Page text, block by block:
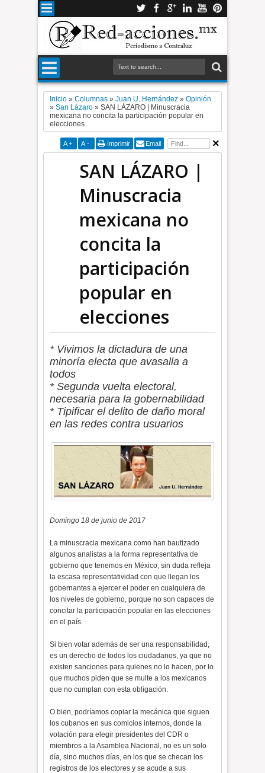
Inicio »Columnas »Juan U. Hernández »Opinión
»San Lázaro »SAN LÁZARO | Minuscracia
mexicana no concita la participación popular en
elecciones
A + A - Imprimir Email
SAN LÁZARO |
Minuscracia
mexicana no
concita la
participación
popular en
elecciones
* Vivimos la dictadura de una
minoría electa que avasalla a
todos
* Segunda vuelta electoral,
necesaria para la gobernabilidad
* Tipificar el delito de daño moral
en las redes contra usuarios
Domingo 18 de junio de 2017
La minuscracia mexicana como han bautizado
algunos analistas a la forma representativa de
gobierno que tenemos en México, sin duda refleja
la escasa representatividad con que llegan los
gobernantes a ejercer el poder en cualquiera de
los niveles de gobierno, porque no son capaces de
concitar la participación popular en las elecciones
en el país.
Si bien votar además de ser una responsabilidad,
es un derecho de todos los ciudadanos, ya que no
existen sanciones para quienes no lo hacen, por lo
que muchos piden que se multe a los mexicanos
que no cumplan con esta obligación.
O bien, podríamos copiar la mecánica que siguen
los cubanos en sus comicios internos, donde la
votación para elegir presidentes del CDR o
miembros a la Asamblea Nacional, no es un solo
día, sino muchos días, en los que se checan los
registros de los electores y se acude a sus